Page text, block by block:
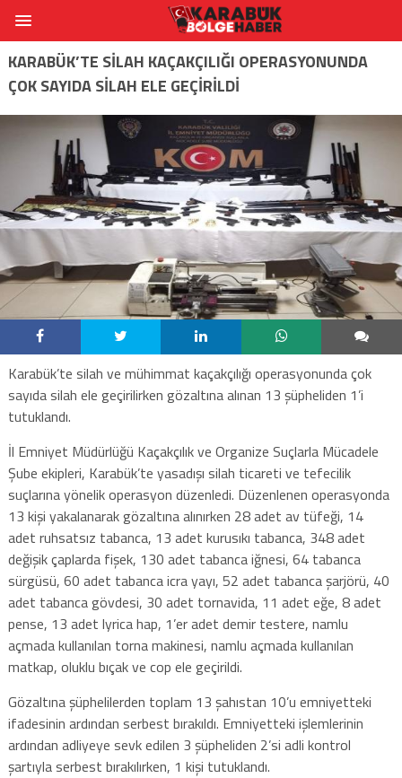
KARABÜK’TE SİLAH KAÇAKÇILIĞI OPERASYONUNDA
ÇOK SAYIDA SİLAH ELE GEÇİRİLDİ
Karabük’te silah ve mühimmat kaçakçılığı operasyonunda çok
sayıda silah ele geçirilirken gözaltına alınan 13 şüpheliden 1’i
tutuklandı.
İl Emniyet Müdürlüğü Kaçakçılık ve Organize Suçlarla Mücadele
Şube ekipleri, Karabük’te yasadışı silah ticareti ve tefecilik
suçlarına yönelik operasyon düzenledi. Düzenlenen operasyonda
13 kişi yakalanarak gözaltına alınırken 28 adet av tüfeği, 14
adet ruhsatsız tabanca, 13 adet kurusıkı tabanca, 348 adet
değişik çaplarda fişek, 130 adet tabanca iğnesi, 64 tabanca
sürgüsü, 60 adet tabanca icra yayı, 52 adet tabanca şarjörü, 40
adet tabanca gövdesi, 30 adet tornavida, 11 adet eğe, 8 adet
pense, 13 adet lyrica hap, 1’er adet demir testere, namlu
açmada kullanılan torna makinesi, namlu açmada kullanılan
matkap, oluklu bıçak ve cop ele geçirildi.
Gözaltına şüphelilerden toplam 13 şahıstan 10’u emniyetteki
ifadesinin ardından serbest bırakıldı. Emniyetteki işlemlerinin
ardından adliyeye sevk edilen 3 şüpheliden 2’si adli kontrol
şartıyla serbest bırakılırken, 1 kişi tutuklandı.